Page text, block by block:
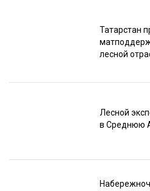
Татарстан
лесной
Лесной
в Среднюю